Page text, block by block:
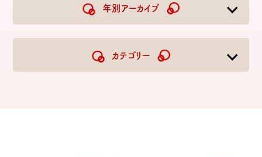
年別アーカイブ
2023
カテゴリー